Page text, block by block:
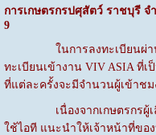
การเกษตรกรปศุสัตว์ ราชบุรี จ
9
ในการลงทะเบียนผ่านเว็
ทะเบียนเข้างาน VIV ASIA ที่
ที่แต่ละครั้งจะมีจำนวนผู้เข้าช
เนื่องจากเกษตรกรผู้เลี้ย
ใช้ไอที แนะนำให้เจ้าหน้าที่ข